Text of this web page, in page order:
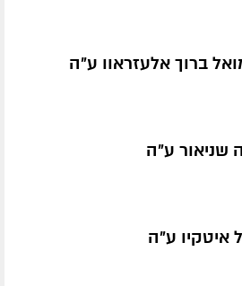
ברוך אלעזראוו ע״ה
שניאור ע״ה
איטקיו ע״ה